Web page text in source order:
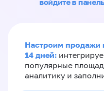
войдите в
Настроим продажи
14 дней:
популярные
аналитику и